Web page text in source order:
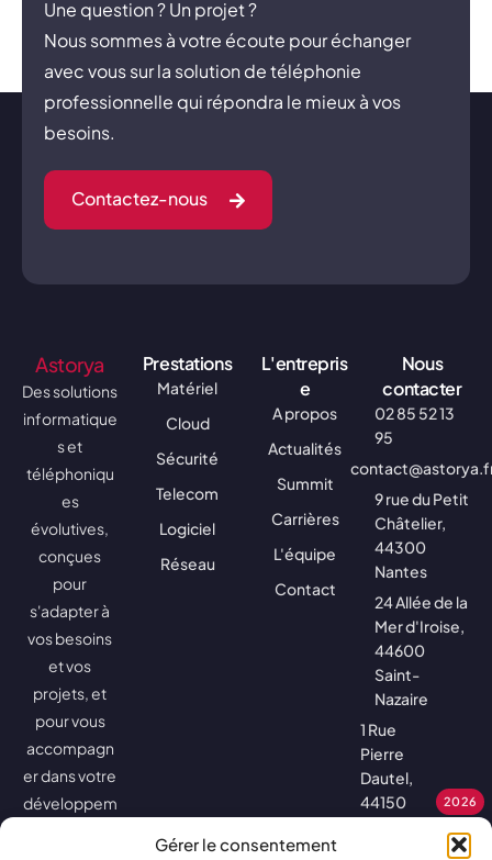
Gérer le consentement
Une question ? Un projet ?
Nous sommes à votre écoute pour échanger
avec vous sur la solution de téléphonie
professionnelle qui répondra le mieux à vos
besoins.
Contactez-nous
Astorya
Des solutions
informatique
s et
téléphoniqu
es
évolutives,
conçues
pour
s'adapter à
vos besoins
et vos
projets, et
pour vous
accompagn
er dans votre
développem
Prestations
Matériel
Cloud
Sécurité
Telecom
Logiciel
Réseau
L'entrepris
e
A propos
Actualités
Summit
Carrières
L'équipe
Contact
Nous
contacter
02 85 52 13
95
9 rue du Petit
Châtelier,
44300
Nantes
24 Allée de la
Mer d'Iroise,
44600
Saint-
Nazaire
1 Rue
Pierre
Dautel,
44150
2026